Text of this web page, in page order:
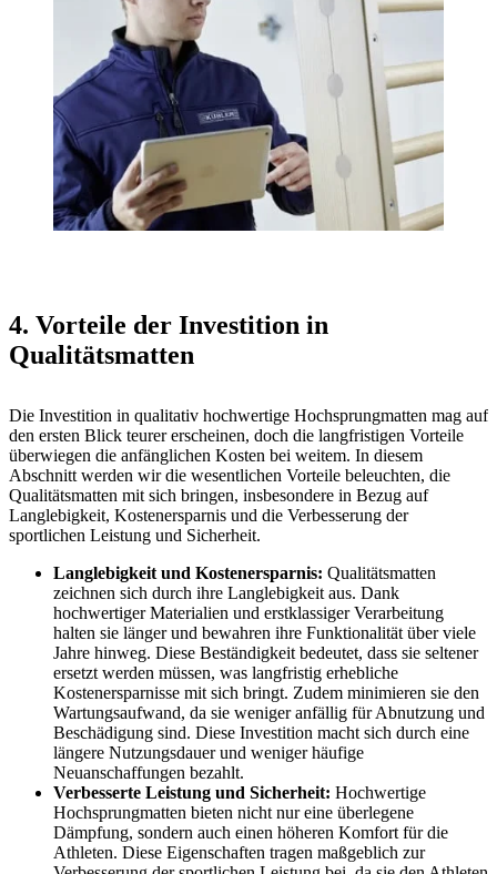
4. Vorteile der Investition in
Qualitätsmatten
Die Investition in qualitativ hochwertige Hochsprungmatten mag auf
den ersten Blick teurer erscheinen, doch die langfristigen Vorteile
überwiegen die anfänglichen Kosten bei weitem. In diesem
Abschnitt werden wir die wesentlichen Vorteile beleuchten, die
Qualitätsmatten mit sich bringen, insbesondere in Bezug auf
Langlebigkeit, Kostenersparnis und die Verbesserung der
sportlichen Leistung und Sicherheit.
Langlebigkeit und Kostenersparnis: Qualitätsmatten
zeichnen sich durch ihre Langlebigkeit aus. Dank
hochwertiger Materialien und erstklassiger Verarbeitung
halten sie länger und bewahren ihre Funktionalität über viele
Jahre hinweg. Diese Beständigkeit bedeutet, dass sie seltener
ersetzt werden müssen, was langfristig erhebliche
Kostenersparnisse mit sich bringt. Zudem minimieren sie den
Wartungsaufwand, da sie weniger anfällig für Abnutzung und
Beschädigung sind. Diese Investition macht sich durch eine
längere Nutzungsdauer und weniger häufige
Neuanschaffungen bezahlt.
Verbesserte Leistung und Sicherheit: Hochwertige
Hochsprungmatten bieten nicht nur eine überlegene
Dämpfung, sondern auch einen höheren Komfort für die
Athleten. Diese Eigenschaften tragen maßgeblich zur